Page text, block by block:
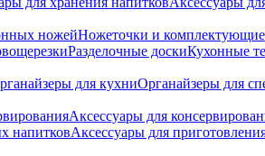
ножейНожеточки и комплектующие
Разделочные доскиКухонные
для кухниОрганайзеры для
Аксессуары для
напитковАксессуары для